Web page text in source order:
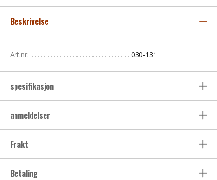
Beskrivelse
Art.nr. 030-131
spesifikasjon
anmeldelser
Frakt
Betaling